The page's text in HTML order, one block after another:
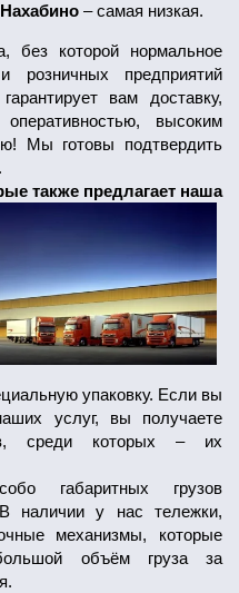
Нахабино – самая низкая.
без которой нормальное
розничных предприятий
вам доставку,
высоким
Мы готовы подтвердить
также предлагает наша
упаковку. Если вы
услуг, вы получаете
среди которых – их
габаритных грузов
наличии у нас тележки,
механизмы, которые
объём груза за